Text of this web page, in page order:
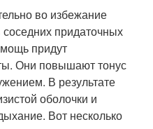
во избежание
придаточных
придут
Они повышают тонус
В результате
оболочки и
Вот несколько